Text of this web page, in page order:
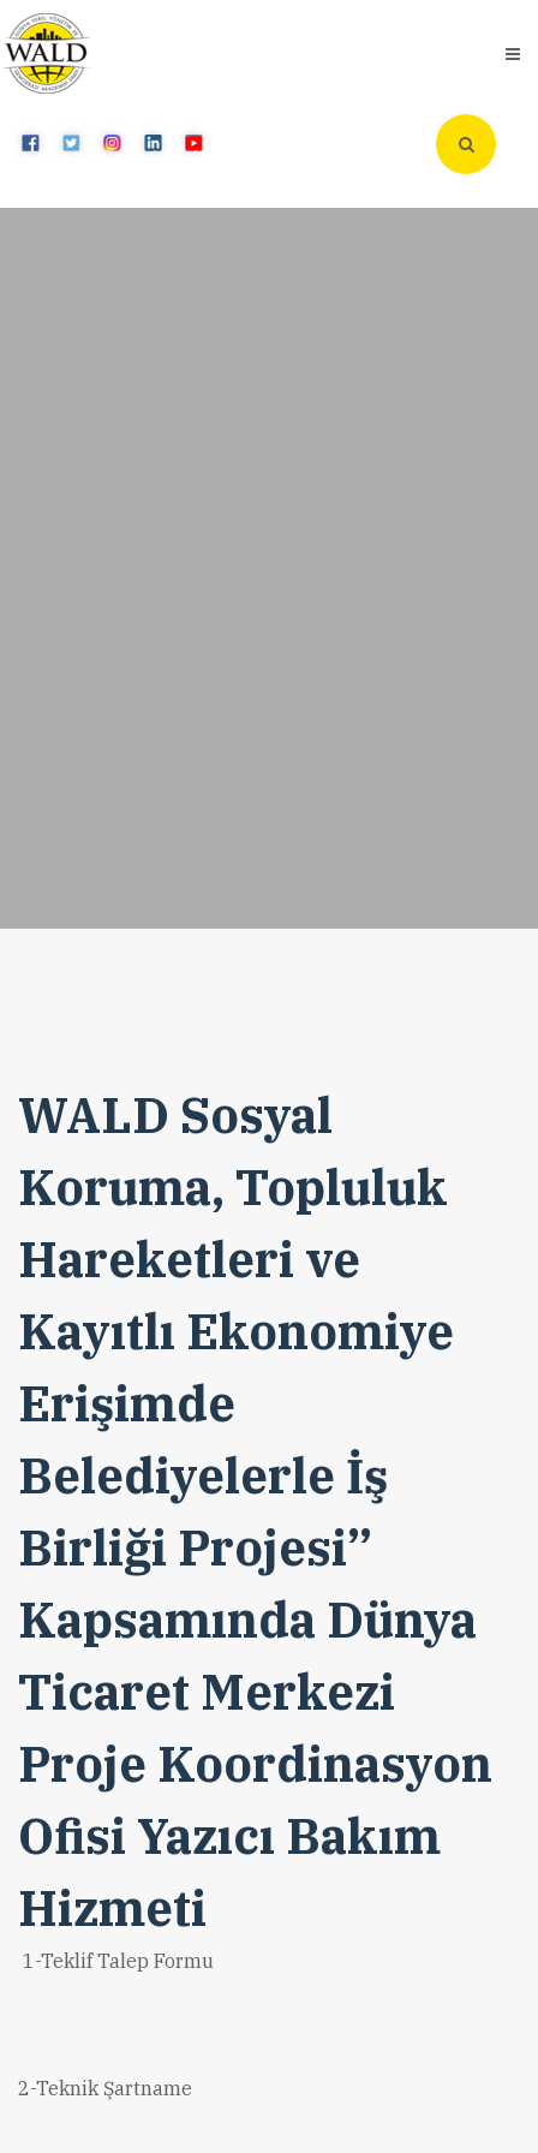
WALD Sosyal
Koruma, Topluluk
Hareketleri ve
Kayıtlı Ekonomiye
Erişimde
Belediyelerle İş
Birliği Projesi”
Kapsamında Dünya
Ticaret Merkezi
Proje Koordinasyon
Ofisi Yazıcı Bakım
Hizmeti
1-Teklif Talep Formu
2-Teknik Şartname